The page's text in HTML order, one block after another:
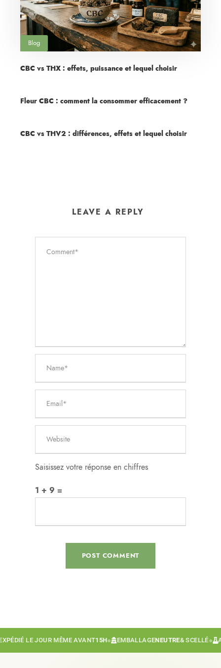
Blog
CBC vs THX : effets, puissance et lequel choisir
Fleur CBC : comment la consommer efficacement ?
CBC vs THV2 : différences, effets et lequel choisir
LEAVE A REPLY
Saisissez votre réponse en chiffres
1 + 9 =
LE JOUR MÊME AVANT15H● EMBALLAGENEUTRE& SCELLÉ●